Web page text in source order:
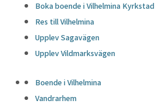
Boka boende i Vilhelmina Kyrkstad
Res till Vilhelmina
Upplev Sagavägen
Upplev Vildmarksvägen
Boende i Vilhelmina
Vandrarhem